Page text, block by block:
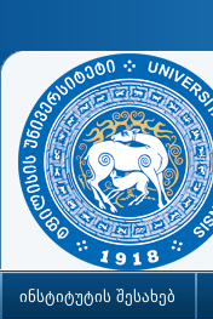
ინსტიტუტის შესახებ